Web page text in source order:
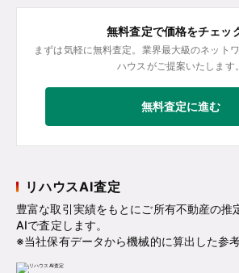
無料査定で価格をチェッ
まずは気軽に無料査定。業界最大級のネット
ハウスがご提案いたします。
無料査定に進む
リハウスAI査定
豊富な取引実績をもとにご所有不動産の推
AIで査定します。
※当社保有データから機械的に算出した参